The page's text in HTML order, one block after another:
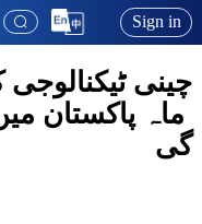
Sign in
چینی
ماہ پاکستان
گی